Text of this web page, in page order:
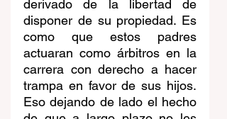
derivado de la libertad de
disponer de su propiedad. Es
como que estos padres
actuaran como árbitros en la
carrera con derecho a hacer
trampa en favor de sus hijos.
Eso dejando de lado el hecho